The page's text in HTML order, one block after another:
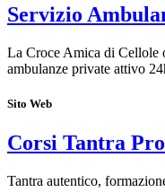
Servizio
La Croce Amica di Cellole
ambulanze private attivo
Sito Web
Corsi Tantra
Tantra autentico,